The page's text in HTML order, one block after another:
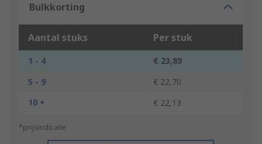
Bulkkorting
Aantal stuks Per stuk
1 - 4
€ 23,89
5 - 9
€ 22,70
10 +
€ 22,13
*prijsindicatie